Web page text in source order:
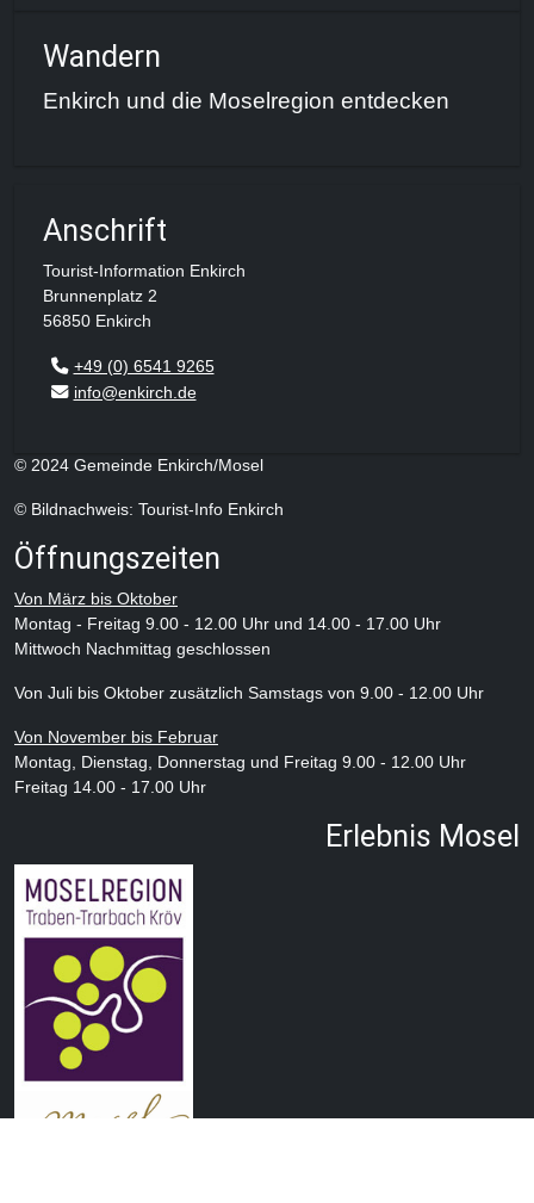
Wandern
Enkirch und die Moselregion entdecken
Anschrift
Tourist-Information Enkirch
Brunnenplatz 2
56850 Enkirch
+49 (0) 6541 9265
info@enkirch.de
© 2024 Gemeinde Enkirch/Mosel
© Bildnachweis: Tourist-Info Enkirch
Öffnungszeiten
Von März bis Oktober
Montag - Freitag 9.00 - 12.00 Uhr und 14.00 - 17.00 Uhr
Mittwoch Nachmittag geschlossen
Von Juli bis Oktober zusätzlich Samstags von 9.00 - 12.00 Uhr
Von November bis Februar
Montag, Dienstag, Donnerstag und Freitag 9.00 - 12.00 Uhr
Freitag 14.00 - 17.00 Uhr
Erlebnis Mosel